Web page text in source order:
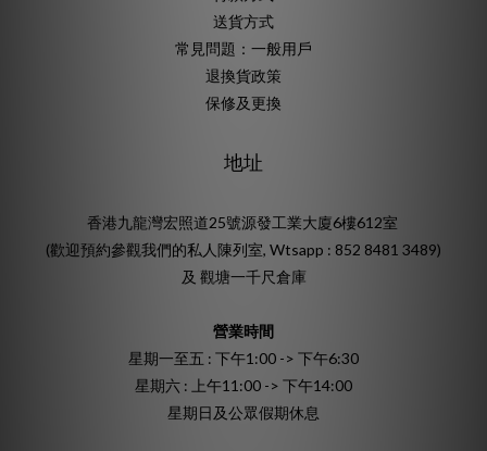
送貨方式
常見問題：一般用戶
退換貨政策
保修及更換
地址
香港九龍灣宏照道25號源發工業大廈6樓612室
(歡迎預約參觀我們的私人陳列室, Wtsapp : 852 8481 3489)
及 觀塘一千尺倉庫
營業時間
星期一至五 : 下午1:00 -> 下午6:30
星期六 : 上午11:00 -> 下午14:00
星期日及公眾假期休息